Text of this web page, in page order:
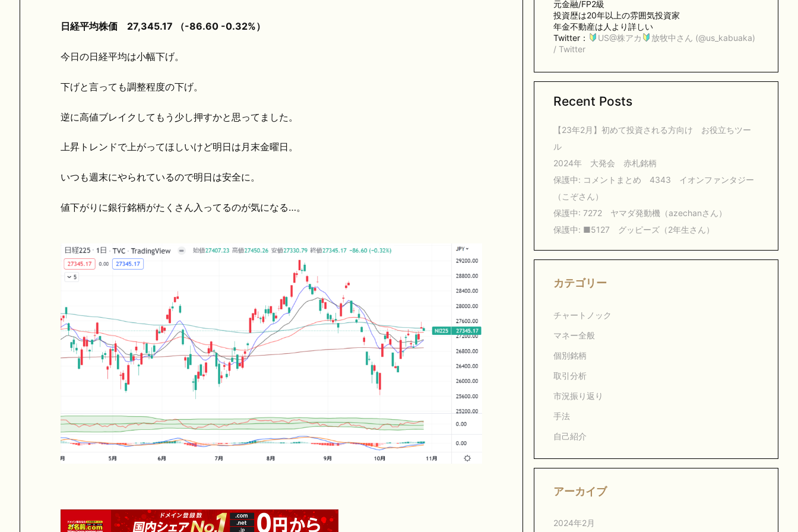
日経平均株価 27,345.17 （-86.60 -0.32%）
今日の日経平均は小幅下げ。
下げと言っても調整程度の下げ。
逆に高値ブレイクしてもう少し押すかと思ってました。
上昇トレンドで上がってほしいけど明日は月末金曜日。
いつも週末にやられているので明日は安全に。
値下がりに銀行銘柄がたくさん入ってるのが気になる…。
元金融/FP2級
投資歴は20年以上の雰囲気投資家
年金不動産は人より詳しい
Twitter：
US@株アカ
放牧中さん (@us_kabuaka)
/ Twitter
Recent Posts
【23年2月】初めて投資される方向け お役立ちツー
ル
2024年 大発会 赤札銘柄
保護中: コメントまとめ 4343 イオンファンタジー
（こぞさん）
保護中: 7272 ヤマダ発動機（azechanさん）
保護中: ■5127 グッピーズ（2年生さん）
カテゴリー
チャートノック
マネー全般
個別銘柄
取引分析
市況振り返り
手法
自己紹介
アーカイブ
2024年2月